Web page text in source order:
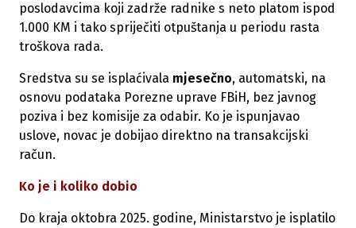
poslodavcima koji zadrže radnike s neto platom ispod
1.000 KM i tako spriječiti otpuštanja u periodu rasta
troškova rada.
Sredstva su se isplaćivala mjesečno, automatski, na
osnovu podataka Porezne uprave FBiH, bez javnog
poziva i bez komisije za odabir. Ko je ispunjavao
uslove, novac je dobijao direktno na transakcijski
račun.
Ko je i koliko dobio
Do kraja oktobra 2025. godine, Ministarstvo je isplatilo